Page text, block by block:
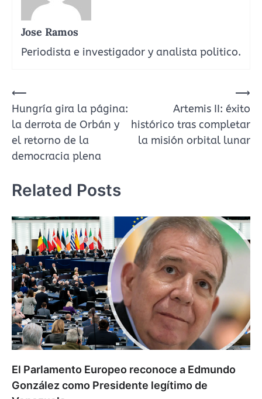
Jose Ramos
Periodista e investigador y analista politico.
Navegación
de
entradas
⟵
Hungría gira la página:
la derrota de Orbán y
el retorno de la
democracia plena
Artemis II: éxito
histórico tras completar
la misión orbital lunar
⟶
Related Posts
El Parlamento Europeo reconoce a Edmundo
González como Presidente legítimo de